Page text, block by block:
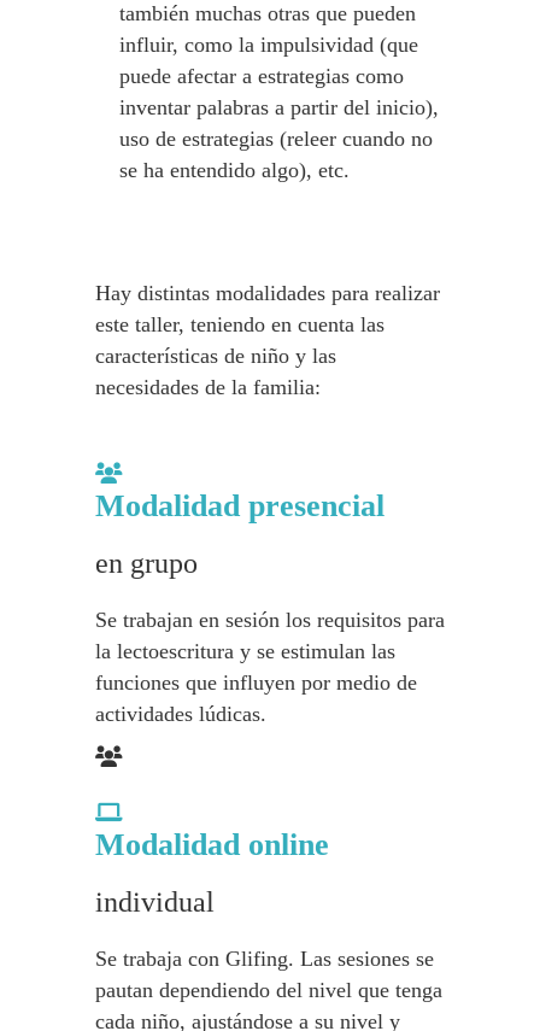
también muchas otras que pueden
influir, como la impulsividad (que
puede afectar a estrategias como
inventar palabras a partir del inicio),
uso de estrategias (releer cuando no
se ha entendido algo), etc.
Hay distintas modalidades para realizar
este taller, teniendo en cuenta las
características de niño y las
necesidades de la familia:
Modalidad presencial
en grupo
Se trabajan en sesión los requisitos para
la lectoescritura y se estimulan las
funciones que influyen por medio de
actividades lúdicas.
Modalidad online
individual
Se trabaja con Glifing. Las sesiones se
pautan dependiendo del nivel que tenga
cada niño, ajustándose a su nivel y